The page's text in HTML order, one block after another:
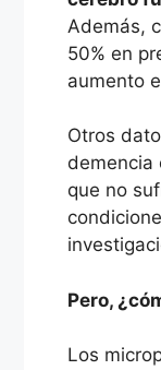
Además,
50% en
aumento
Otros
demencia
que no
Pero,
Los